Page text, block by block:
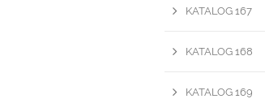
KATALOG 167
KATALOG 168
KATALOG 169